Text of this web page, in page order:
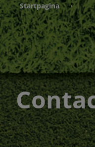
Startpagina ›